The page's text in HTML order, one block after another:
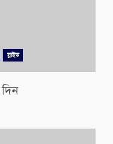
স্লাইড